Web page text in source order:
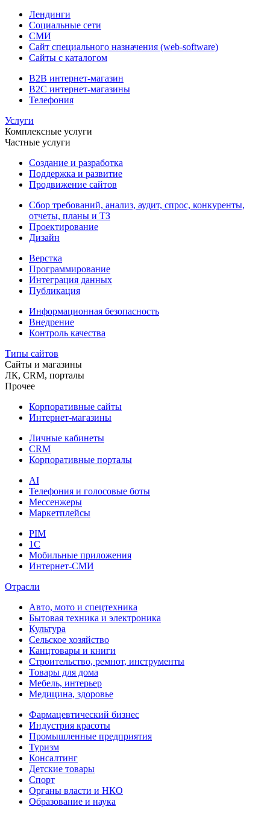
Лендинги
Социальные сети
СМИ
Сайт специального назначения (web-software)
Сайты с каталогом
B2B интернет-магазин
B2C интернет-магазины
Телефония
Услуги
Комплексные услуги
Частные услуги
Создание и разработка
Поддержка и развитие
Продвижение сайтов
Сбор требований, анализ, аудит, спрос, конкуренты,
отчеты, планы и ТЗ
Проектирование
Дизайн
Верстка
Программирование
Интеграция данных
Публикация
Информационная безопасность
Внедрение
Контроль качества
Типы сайтов
Сайты и магазины
ЛК, CRM, порталы
Прочее
Корпоративные сайты
Интернет-магазины
Личные кабинеты
CRM
Корпоративные порталы
AI
Телефония и голосовые боты
Мессенжеры
Маркетплейсы
PIM
1C
Мобильные приложения
Интернет-СМИ
Отрасли
Авто, мото и спецтехника
Бытовая техника и электроника
Культура
Сельское хозяйство
Канцтовары и книги
Строительство, ремнот, инструменты
Товары для дома
Мебель, интерьер
Медицина, здоровье
Фармацевтический бизнес
Индустрия красоты
Промышленные предприятия
Туризм
Консалтинг
Детские товары
Спорт
Органы власти и НКО
Образование и наука